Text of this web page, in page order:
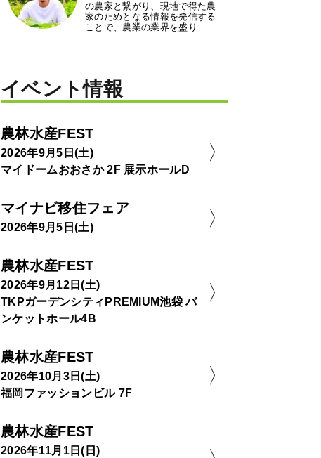
の農家と繋がり、現地で得た農
家のためとなる情報を発信する
ことで、農業の業界を盛り…
イベント情報
農林水産FEST
2026年9月5日(土)
マイドームおおさか 2F 展示ホールD
マイナビ移住フェア
2026年9月5日(土)
農林水産FEST
2026年9月12日(土)
TKPガーデンシティPREMIUM池袋 バ
ンケットホール4B
農林水産FEST
2026年10月3日(土)
福岡ファッションビル 7F
農林水産FEST
2026年11月1日(日)